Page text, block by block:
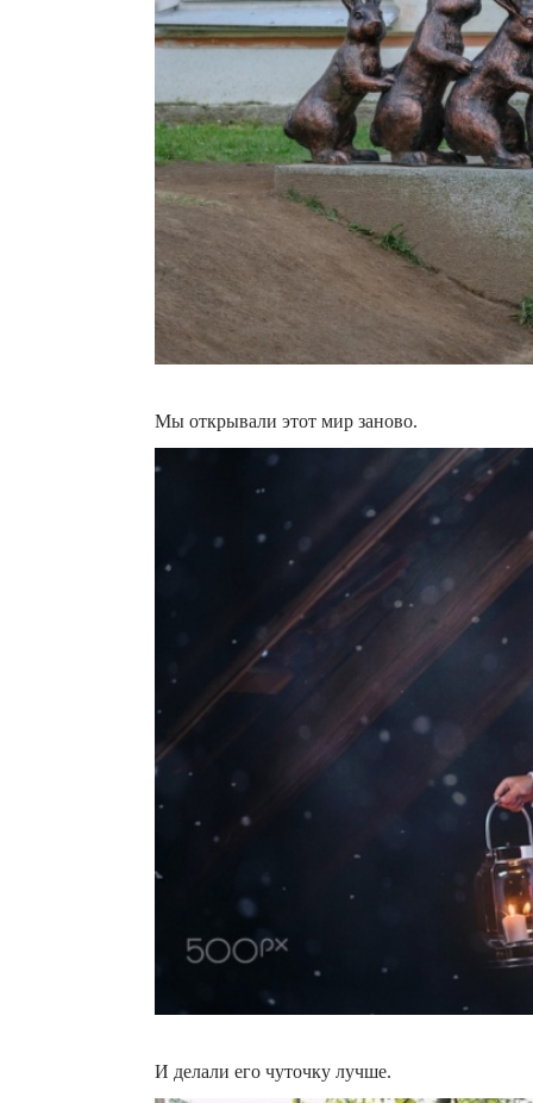
Мы открывали этот мир заново.
И делали его чуточку лучше.